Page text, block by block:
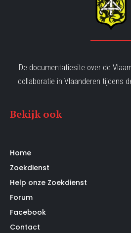
De documentatiesite over de
collaboratie in Vlaanderen tijdens
Bekijk ook
Home
Zoekdienst
Help onze Zoekdienst
Forum
Facebook
Contact